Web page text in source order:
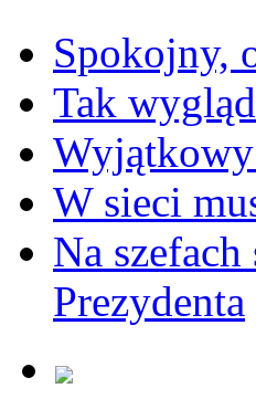
Spokojny,
Tak
W sieci
Na
Prezydenta